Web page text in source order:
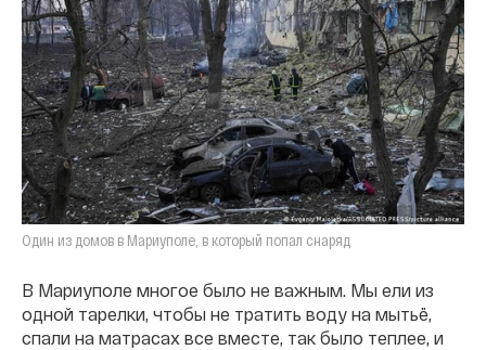
Один из домов в Мариуполе, в который попал снаряд
В Мариуполе многое было не важным. Мы ели из
одной тарелки, чтобы не тратить воду на мытьё,
спали на матрасах все вместе, так было теплее, и